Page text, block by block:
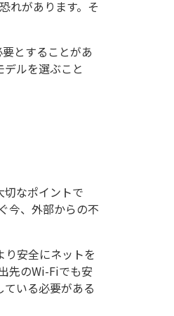
れがあります。そ
とすることがあ
ルを選ぶこと
なポイントで
今、外部からの不
り安全にネットを
先のWi-Fiでも安
いる必要がある